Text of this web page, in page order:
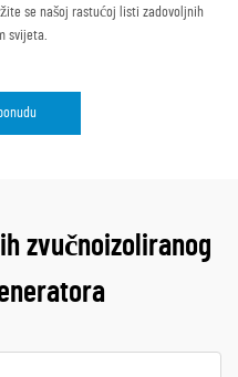
se našoj rastućoj listi zadovoljnih
svijeta.
zvučnoizoliranog